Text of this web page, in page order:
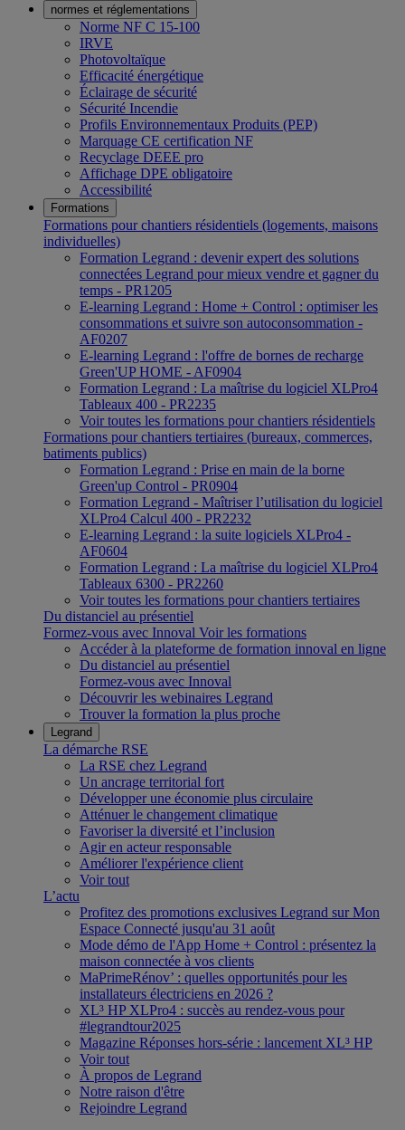
normes et réglementations
Norme NF C 15-100
IRVE
Photovoltaïque
Efficacité énergétique
Éclairage de sécurité
Sécurité Incendie
Profils Environnementaux Produits (PEP)
Marquage CE certification NF
Recyclage DEEE pro
Affichage DPE obligatoire
Accessibilité
Formations
Formations pour chantiers résidentiels (logements, maisons
individuelles)
Formation Legrand : devenir expert des solutions
connectées Legrand pour mieux vendre et gagner du
temps - PR1205
E-learning Legrand : Home + Control : optimiser les
consommations et suivre son autoconsommation -
AF0207
E-learning Legrand : l'offre de bornes de recharge
Green'UP HOME - AF0904
Formation Legrand : La maîtrise du logiciel XLPro4
Tableaux 400 - PR2235
Voir toutes les formations pour chantiers résidentiels
Formations pour chantiers tertiaires (bureaux, commerces,
batiments publics)
Formation Legrand : Prise en main de la borne
Green'up Control - PR0904
Formation Legrand - Maîtriser l’utilisation du logiciel
XLPro4 Calcul 400 - PR2232
E-learning Legrand : la suite logiciels XLPro4 -
AF0604
Formation Legrand : La maîtrise du logiciel XLPro4
Tableaux 6300 - PR2260
Voir toutes les formations pour chantiers tertiaires
Du distanciel au présentiel
Formez-vous avec Innoval Voir les formations
Accéder à la plateforme de formation innoval en ligne
Du distanciel au présentiel
Formez-vous avec Innoval
Découvrir les webinaires Legrand
Trouver la formation la plus proche
Legrand
La démarche RSE
La RSE chez Legrand
Un ancrage territorial fort
Développer une économie plus circulaire
Atténuer le changement climatique
Favoriser la diversité et l’inclusion
Agir en acteur responsable
Améliorer l'expérience client
Voir tout
L’actu
Profitez des promotions exclusives Legrand sur Mon
Espace Connecté jusqu'au 31 août
Mode démo de l'App Home + Control : présentez la
maison connectée à vos clients
MaPrimeRénov’ : quelles opportunités pour les
installateurs électriciens en 2026 ?
XL³ HP XLPro4 : succès au rendez-vous pour
#legrandtour2025
Magazine Réponses hors-série : lancement XL³ HP
Voir tout
À propos de Legrand
Notre raison d'être
Rejoindre Legrand